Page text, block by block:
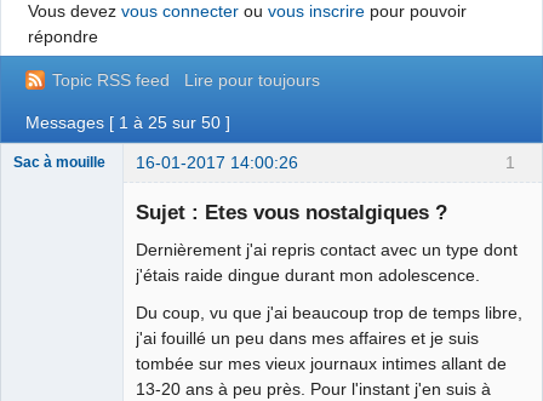
Vous devez vous connecterou vous inscrirepour pouvoir
répondre
Topic RSS feed Lire pour toujours
Messages [ 1 à 25 sur 50 ]
1
Sac à mouille 16-01-2017 14:00:26
Sujet : Etes vous nostalgiques ?
Dernièrement j'ai repris contact avec un type dont
j'étais raide dingue durant mon adolescence.
Du coup, vu que j'ai beaucoup trop de temps libre,
j'ai fouillé un peu dans mes affaires et je suis
tombée sur mes vieux journaux intimes allant de
13-20 ans à peu près. Pour l'instant j'en suis à